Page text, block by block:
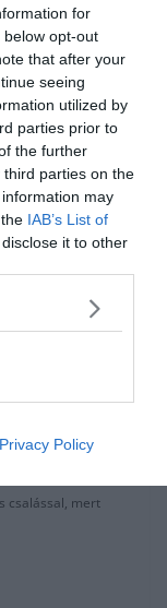
for
opt-out
that after your
seeing
utilized by
parties prior to
the further
parties on the
may
IAB’s List of
it to other
Privacy Policy
ajtót,
–
és meg
az ősz.
a való
csalással, mert